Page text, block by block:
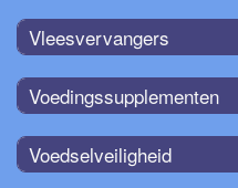
Vleesvervangers
Voedingssupplementen
Voedselveiligheid